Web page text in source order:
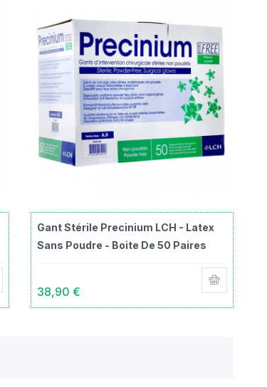
Gant Stérile Precinium LCH - Latex
Sans Poudre - Boite De 50 Paires
38,90 €